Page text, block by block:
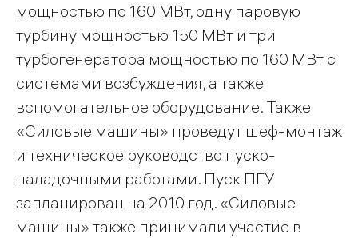
мощностью по 160 МВт, одну паровую
турбину мощностью 150 МВт и три
турбогенератора мощностью по 160 МВт с
системами возбуждения, а также
вспомогательное оборудование. Также
«Силовые машины» проведут шеф-монтаж
и техническое руководство пуско-
наладочными работами. Пуск ПГУ
запланирован на 2010 год. «Силовые
машины» также принимали участие в